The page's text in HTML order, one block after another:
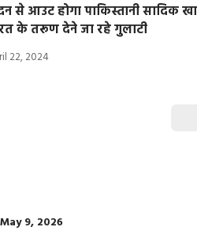
से आउट होगा पाकिस्तानी सादिक
के तरूण देने जा रहे गुलाटी
22, 2024
May 9, 2026